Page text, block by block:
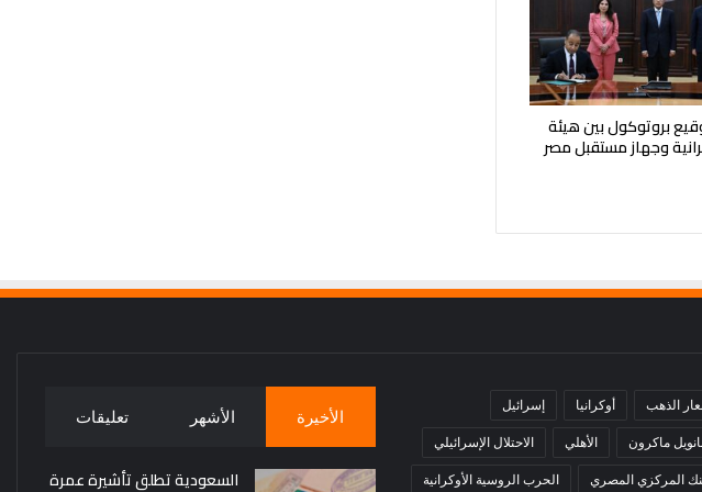
بروتوكول بين هيئة
وجهاز مستقبل مصر
الذهب أوكرانيا إسرائيل
ماكرون الأهلي الاحتلال الإسرائيلي
المركزي المصري الحرب الروسية الأوكرانية
الأخيرة الأشهر تعليقات
السعودية تطلق تأشيرة عمرة